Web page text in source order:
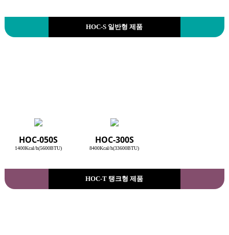
HOC-S 일반형 제품
HOC-050S
1400Kcal/h(5600BTU)
HOC-300S
8400Kcal/h(33600BTU)
HOC-T 탱크형 제품